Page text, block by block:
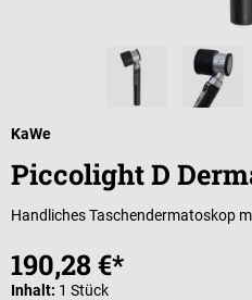
KaWe
Piccolight D
Handliches Taschendermatoskop
190,28 €*
Inhalt: 1 Stück